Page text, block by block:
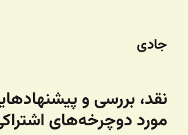
جادی
نقد، بررسی و
مورد دوچرخه‌های